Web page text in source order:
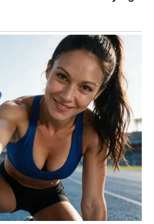
PERIOD
OLAKŠANJA
pred vama je mnogo stabilniji